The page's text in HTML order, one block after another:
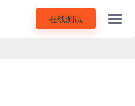
在线测试